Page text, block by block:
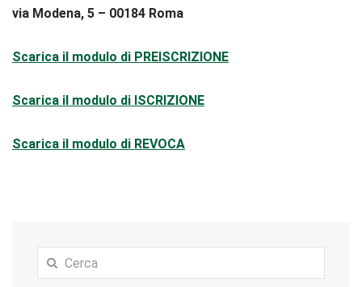
via Modena, 5 – 00184 Roma
Scarica il modulo di PREISCRIZIONE
Scarica il modulo di ISCRIZIONE
Scarica il modulo di REVOCA